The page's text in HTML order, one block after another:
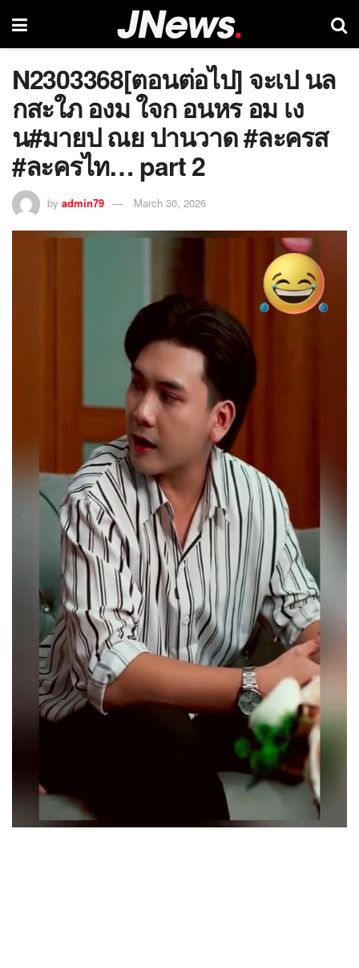
N2303368[ตอนต่อไป] จะเป นล
กสะใภ องม ใจก อนหร อม เง
น#มายป ณย ปานวาด #ละครส
#ละครไท… part 2
by admin79 March 30, 2026